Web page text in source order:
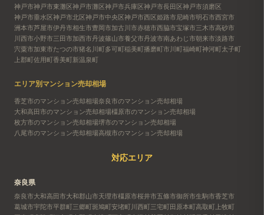
神戸市神戸市東灘区神戸市灘区神戸市兵庫区神戸市長田区神戸市須磨区
神戸市垂水区神戸市北区神戸市中央区神戸市西区姫路市尼崎市明石市西宮市
洲本市芦屋市伊丹市相生市豊岡市加古川市赤穂市西脇市宝塚市三木市高砂市
川西市小野市三田市加西市丹波篠山市養父市丹波市南あわじ市朝来市淡路市
宍粟市加東市たつの市猪名川町多可町稲美町播磨町市川町福崎町神河町太子町
上郡町佐用町香美町新温泉町
エリア別マンション売却相場
香芝市のマンション売却相場奈良市のマンション売却相場
大和高田市のマンション売却相場橿原市のマンション売却相場
枚方市のマンション売却相場堺市のマンション売却相場
八尾市のマンション売却相場高槻市のマンション売却相場
対応エリア
奈良県
奈良市大和高田市大和郡山市天理市橿原市桜井市五條市御所市生駒市香芝市
葛城市宇陀市平群町三郷町斑鳩町安堵町川西町三宅町田原本町高取町 上牧町